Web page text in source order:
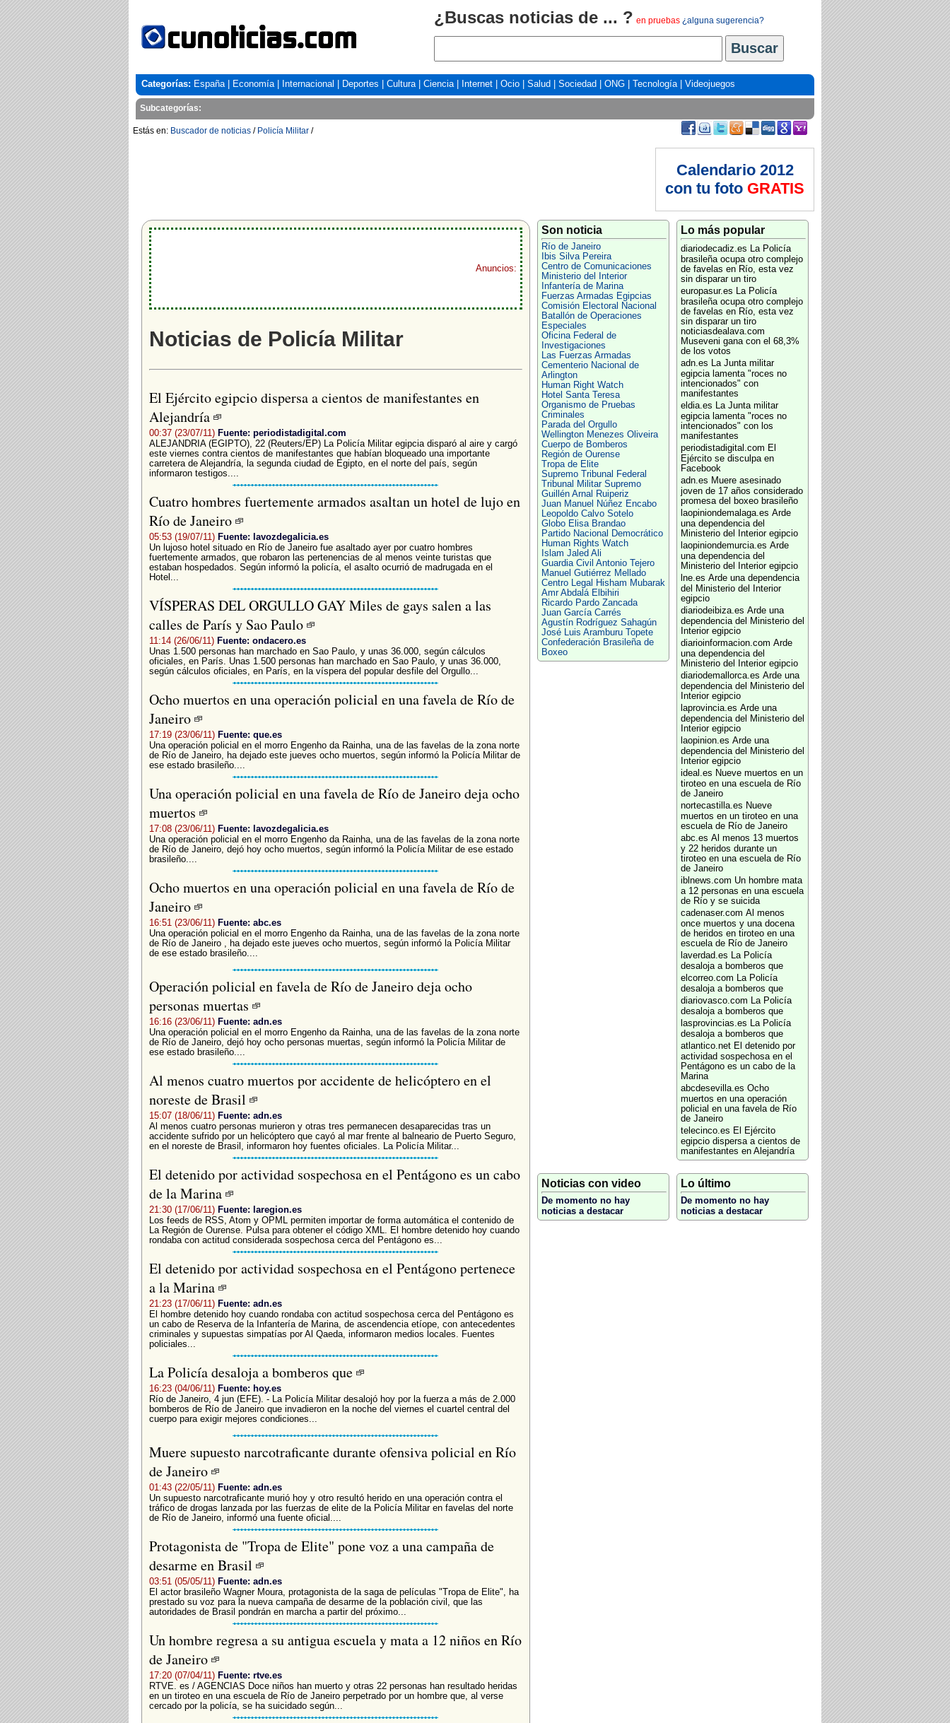
¿Buscas noticias de ... ? en pruebas ¿alguna sugerencia?
Categorías: España| Economía| Internacional Deportes Cultura| Ciencia| Internet Ocio Salud Sociedad ONG Tecnología| Videojuegos
Subcategorías:
Estás en: Buscador de noticias / Policía Militar /
Calendario 2012
con tu foto GRATIS
Anuncios:
Noticias de Policía Militar
El Ejército egipcio dispersa a cientos de manifestantes en
Alejandría
00:37 (23/07/11) Fuente: periodistadigital.com
ALEJANDRIA (EGIPTO), 22 (Reuters/EP) La Policía Militar egipcia disparó al aire y cargó
este viernes contra cientos de manifestantes que habían bloqueado una importante
carretera de Alejandría, la segunda ciudad de Egipto, en el norte del país, según
informaron testigos....
Cuatro hombres fuertemente armados asaltan un hotel de lujo en
Río de Janeiro
05:53 (19/07/11) Fuente: lavozdegalicia.es
Un lujoso hotel situado en Río de Janeiro fue asaltado ayer por cuatro hombres
fuertemente armados, que robaron las pertenencias de al menos veinte turistas que
estaban hospedados. Según informó la policía, el asalto ocurrió de madrugada en el
Hotel...
VÍSPERAS DEL ORGULLO GAY Miles de gays salen a las
calles de París y Sao Paulo
11:14 (26/06/11) Fuente: ondacero.es
Unas 1.500 personas han marchado en Sao Paulo, y unas 36.000, según cálculos
oficiales, en París. Unas 1.500 personas han marchado en Sao Paulo, y unas 36.000,
según cálculos oficiales, en París, en la víspera del popular desfile del Orgullo...
Ocho muertos en una operación policial en una favela de Río de
Janeiro
17:19 (23/06/11) Fuente: que.es
Una operación policial en el morro Engenho da Rainha, una de las favelas de la zona norte
de Río de Janeiro, ha dejado este jueves ocho muertos, según informó la Policía Militar de
ese estado brasileño....
Una operación policial en una favela de Río de Janeiro deja ocho
muertos
17:08 (23/06/11) Fuente: lavozdegalicia.es
Una operación policial en el morro Engenho da Rainha, una de las favelas de la zona norte
de Río de Janeiro, dejó hoy ocho muertos, según informó la Policía Militar de ese estado
brasileño....
Ocho muertos en una operación policial en una favela de Río de
Janeiro
16:51 (23/06/11) Fuente: abc.es
Una operación policial en el morro Engenho da Rainha, una de las favelas de la zona norte
de Río de Janeiro , ha dejado este jueves ocho muertos, según informó la Policía Militar
de ese estado brasileño....
Operación policial en favela de Río de Janeiro deja ocho
personas muertas
16:16 (23/06/11) Fuente: adn.es
Una operación policial en el morro Engenho da Rainha, una de las favelas de la zona norte
de Río de Janeiro, dejó hoy ocho personas muertas, según informó la Policía Militar de
ese estado brasileño....
Al menos cuatro muertos por accidente de helicóptero en el
noreste de Brasil
15:07 (18/06/11) Fuente: adn.es
Al menos cuatro personas murieron y otras tres permanecen desaparecidas tras un
accidente sufrido por un helicóptero que cayó al mar frente al balneario de Puerto Seguro,
en el noreste de Brasil, informaron hoy fuentes oficiales. La Policía Militar...
El detenido por actividad sospechosa en el Pentágono es un cabo
de la Marina
21:30 (17/06/11) Fuente: laregion.es
Los feeds de RSS, Atom y OPML permiten importar de forma automática el contenido de
La Región de Ourense. Pulsa para obtener el código XML. El hombre detenido hoy cuando
rondaba con actitud considerada sospechosa cerca del Pentágono es...
El detenido por actividad sospechosa en el Pentágono pertenece
a la Marina
21:23 (17/06/11) Fuente: adn.es
El hombre detenido hoy cuando rondaba con actitud sospechosa cerca del Pentágono es
un cabo de Reserva de la Infantería de Marina, de ascendencia etíope, con antecedentes
criminales y supuestas simpatías por Al Qaeda, informaron medios locales. Fuentes
policiales...
La Policía desaloja a bomberos que
16:23 (04/06/11) Fuente: hoy.es
Río de Janeiro, 4 jun (EFE). - La Policía Militar desalojó hoy por la fuerza a más de 2.000
bomberos de Río de Janeiro que invadieron en la noche del viernes el cuartel central del
cuerpo para exigir mejores condiciones...
Muere supuesto narcotraficante durante ofensiva policial en Río
de Janeiro
01:43 (22/05/11) Fuente: adn.es
Un supuesto narcotraficante murió hoy y otro resultó herido en una operación contra el
tráfico de drogas lanzada por las fuerzas de elite de la Policía Militar en favelas del norte
de Río de Janeiro, informó una fuente oficial....
Protagonista de "Tropa de Elite" pone voz a una campaña de
desarme en Brasil
03:51 (05/05/11) Fuente: adn.es
El actor brasileño Wagner Moura, protagonista de la saga de películas "Tropa de Elite", ha
prestado su voz para la nueva campaña de desarme de la población civil, que las
autoridades de Brasil pondrán en marcha a partir del próximo...
Un hombre regresa a su antigua escuela y mata a 12 niños en Río
de Janeiro
17:20 (07/04/11) Fuente: rtve.es
RTVE. es / AGENCIAS Doce niños han muerto y otras 22 personas han resultado heridas
en un tiroteo en una escuela de Río de Janeiro perpetrado por un hombre que, al verse
cercado por la policía, se ha suicidado según...
Son noticia
Río de Janeiro
Ibis Silva Pereira
Centro de Comunicaciones
Ministerio del Interior
Infantería de Marina
Fuerzas Armadas Egipcias
Comisión Electoral Nacional
Batallón de Operaciones
Especiales
Oficina Federal de
Investigaciones
Las Fuerzas Armadas
Cementerio Nacional de
Arlington
Human Right Watch
Hotel Santa Teresa
Organismo de Pruebas
Criminales
Parada del Orgullo
Wellington Menezes Oliveira
Cuerpo de Bomberos
Región de Ourense
Tropa de Elite
Supremo Tribunal Federal
Tribunal Militar Supremo
Guillén Arnal Ruiperiz
Juan Manuel Núñez Encabo
Leopoldo Calvo Sotelo
Globo Elisa Brandao
Partido Nacional Democrático
Human Rights Watch
Islam Jaled Ali
Guardia Civil Antonio Tejero
Manuel Gutiérrez Mellado
Centro Legal Hisham Mubarak
Amr Abdalá Elbihiri
Ricardo Pardo Zancada
Juan García Carrés
Agustín Rodríguez Sahagún
José Luis Aramburu Topete
Confederación Brasileña de
Boxeo
Lo más popular
diariodecadiz.es La Policía
brasileña ocupa otro complejo
de favelas en Río, esta vez
sin disparar un tiro
europasur.es La Policía
brasileña ocupa otro complejo
de favelas en Río, esta vez
sin disparar un tiro
noticiasdealava.com
Museveni gana con el 68,3%
de los votos
adn.es La Junta militar
egipcia lamenta "roces no
intencionados" con
manifestantes
eldia.es La Junta militar
egipcia lamenta "roces no
intencionados" con los
manifestantes
periodistadigital.com El
Ejército se disculpa en
Facebook
adn.es Muere asesinado
joven de 17 años considerado
promesa del boxeo brasileño
laopiniondemalaga.es Arde
una dependencia del
Ministerio del Interior egipcio
laopiniondemurcia.es Arde
una dependencia del
Ministerio del Interior egipcio
lne.es Arde una dependencia
del Ministerio del Interior
egipcio
diariodeibiza.es Arde una
dependencia del Ministerio del
Interior egipcio
diarioinformacion.com Arde
una dependencia del
Ministerio del Interior egipcio
diariodemallorca.es Arde una
dependencia del Ministerio del
Interior egipcio
laprovincia.es Arde una
dependencia del Ministerio del
Interior egipcio
laopinion.es Arde una
dependencia del Ministerio del
Interior egipcio
ideal.es Nueve muertos en un
tiroteo en una escuela de Río
de Janeiro
nortecastilla.es Nueve
muertos en un tiroteo en una
escuela de Río de Janeiro
abc.es Al menos 13 muertos
y 22 heridos durante un
tiroteo en una escuela de Río
de Janeiro
iblnews.com Un hombre mata
a 12 personas en una escuela
de Río y se suicida
cadenaser.com Al menos
once muertos y una docena
de heridos en tiroteo en una
escuela de Río de Janeiro
laverdad.es La Policía
desaloja a bomberos que
elcorreo.com La Policía
desaloja a bomberos que
diariovasco.com La Policía
desaloja a bomberos que
lasprovincias.es La Policía
desaloja a bomberos que
atlantico.net El detenido por
actividad sospechosa en el
Pentágono es un cabo de la
Marina
abcdesevilla.es Ocho
muertos en una operación
policial en una favela de Río
de Janeiro
telecinco.es El Ejército
egipcio dispersa a cientos de
manifestantes en Alejandría
Noticias con video
De momento no hay
noticias a destacar
Lo último
De momento no hay
noticias a destacar